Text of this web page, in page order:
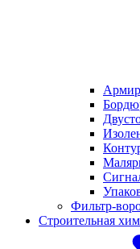
Фильтр-
Строительная